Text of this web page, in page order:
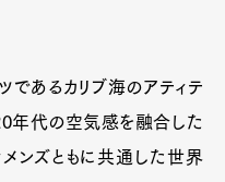
であるカリブ海のアティテ
年代の空気感を融合した
メンズともに共通した世界